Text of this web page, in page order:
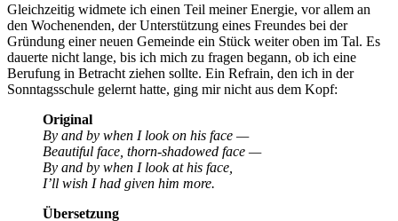
Gleichzeitig widmete ich einen Teil meiner Energie, vor allem an
den Wochenenden, der Unterstützung eines Freundes bei der
Gründung einer neuen Gemeinde ein Stück weiter oben im Tal. Es
dauerte nicht lange, bis ich mich zu fragen begann, ob ich eine
Berufung in Betracht ziehen sollte. Ein Refrain, den ich in der
Sonntagsschule gelernt hatte, ging mir nicht aus dem Kopf:
Original
By and by when I look on his face —
Beautiful face, thorn-shadowed face —
By and by when I look at his face,
I’ll wish I had given him more.
Übersetzung